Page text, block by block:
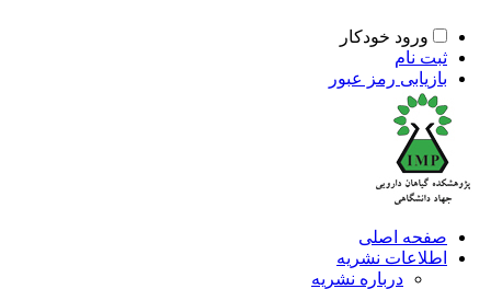
ورود خودکار
ثبت نام
بازیابی رمز عبور
صفحه اصلی
اطلاعات نشریه
درباره نشریه